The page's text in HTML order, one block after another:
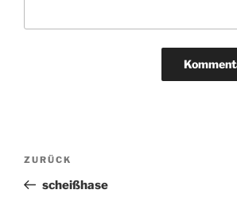
Beitragsnavigation
Vorheriger
Beitrag
ZURÜCK
scheißhase